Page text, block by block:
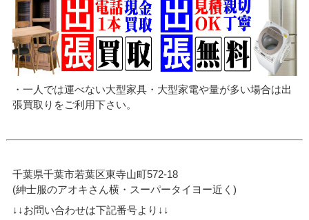
・一人では運べない大型家具・大型家電や量が多い場合は出
張買取りをご利用下さい。
千葉県千葉市若葉区東寺山町572-18
(紳士服のアオキさん横・スーパータイヨー近く)
↓↓お問い合わせは下記番号より↓↓